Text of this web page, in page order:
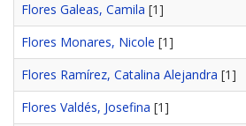
Flores Galeas, Camila [1]
Flores Monares, Nicole [1]
Flores Ramírez, Catalina Alejandra [1]
Flores Valdés, Josefina [1]